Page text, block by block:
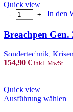
Quick view
Breachpen Gen. 2
In den
Breachpen Gen.
Sondertechnik,
154,90 € inkl. MwSt.
Quick view
Ausführung wählen